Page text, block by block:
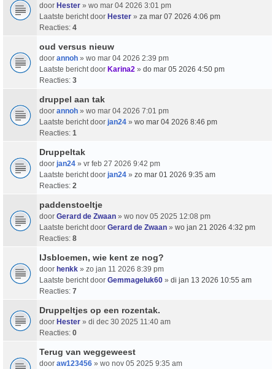
door Hester » wo mar 04 2026 3:01 pm
Laatste bericht door Hester » za mar 07 2026 4:06 pm
Reacties: 4
oud versus nieuw
door annoh » wo mar 04 2026 2:39 pm
Laatste bericht door Karina2 » do mar 05 2026 4:50 pm
Reacties: 3
druppel aan tak
door annoh » wo mar 04 2026 7:01 pm
Laatste bericht door jan24 » wo mar 04 2026 8:46 pm
Reacties: 1
Druppeltak
door jan24 » vr feb 27 2026 9:42 pm
Laatste bericht door jan24 » zo mar 01 2026 9:35 am
Reacties: 2
paddenstoeltje
door Gerard de Zwaan » wo nov 05 2025 12:08 pm
Laatste bericht door Gerard de Zwaan » wo jan 21 2026 4:32 pm
Reacties: 8
IJsbloemen, wie kent ze nog?
door henkk » zo jan 11 2026 8:39 pm
Laatste bericht door Gemmageluk60 » di jan 13 2026 10:55 am
Reacties: 7
Druppeltjes op een rozentak.
door Hester » di dec 30 2025 11:40 am
Reacties: 0
Terug van weggeweest
door aw123456 » wo nov 05 2025 9:35 am